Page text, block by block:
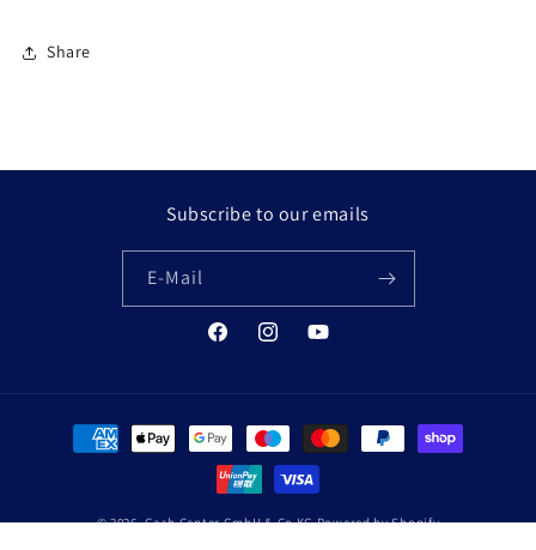
Share
Subscribe to our emails
E-Mail
FacebookInstagramYouTube
Zahlungsmethoden
© 2026,Cash Center GmbH & Co KGPowered by Shopify